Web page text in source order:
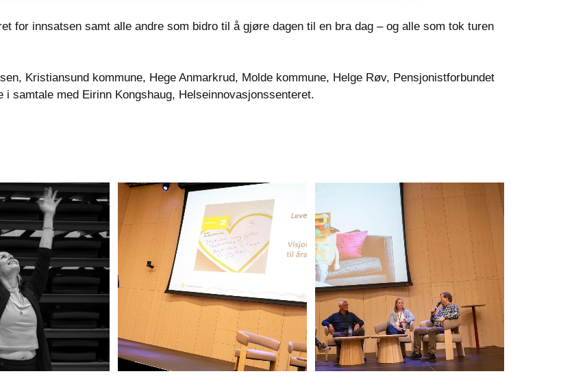
for innsatsen samt alle andre som bidro til å gjøre dagen til en bra dag – og alle som tok turen
Kristiansund kommune, Hege Anmarkrud, Molde kommune, Helge Røv, Pensjonistforbundet
samtale med Eirinn Kongshaug, Helseinnovasjonssenteret.